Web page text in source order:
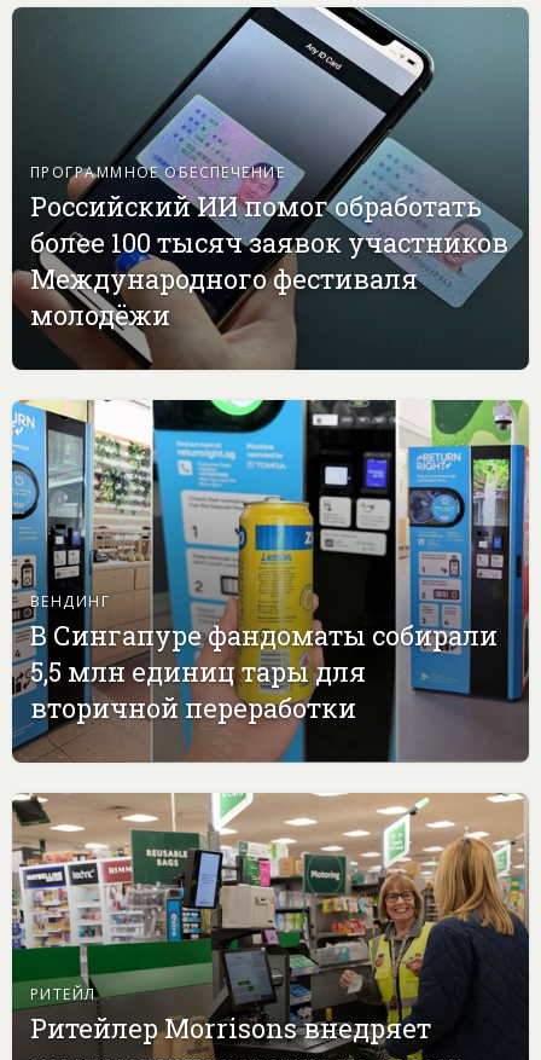
ПРОГРАММНОЕ ОБЕСПЕЧЕНИЕ
Российский ИИ помог обработать
более 100 тысяч заявок участников
Международного фестиваля
молодёжи
ВЕНДИНГ
В Сингапуре фандоматы собирали
5,5 млн единиц тары для
вторичной переработки
РИТЕЙЛ
Ритейлер Morrisons внедряет